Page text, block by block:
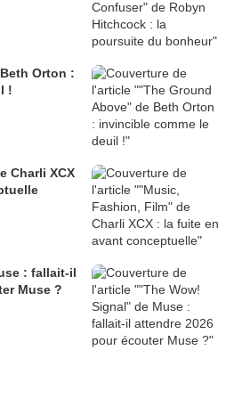
Orton :
!
Charli XCX
: fallait-il
Muse ?